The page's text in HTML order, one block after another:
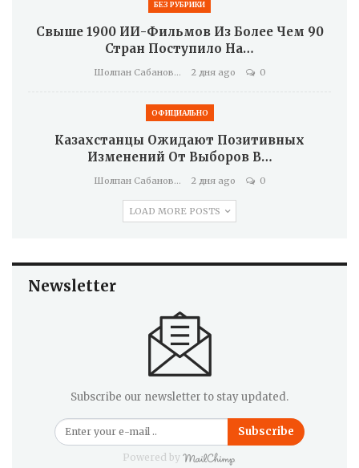
БЕЗ РУБРИКИ
Свыше 1900 ИИ-Фильмов Из Более Чем 90
Стран Поступило На…
Шолпан Сабанова 2 дня ago 0
ОФИЦИАЛЬНО
Казахстанцы Ожидают Позитивных
Изменений От Выборов В…
Шолпан Сабанова 2 дня ago 0
LOAD MORE POSTS
Newsletter
Subscribe our newsletter to stay updated.
Subscribe
Powered by